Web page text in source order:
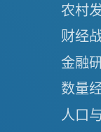
农村
财经
金融
数量
人口